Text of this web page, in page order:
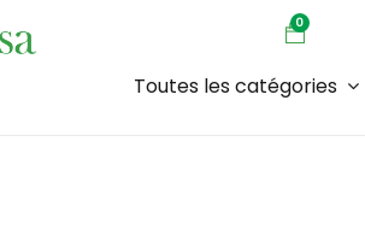
0
Toutes les catégories